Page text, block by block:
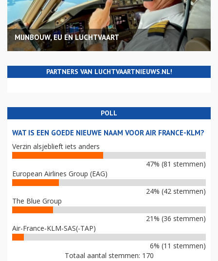
MIJNBOUW, EU EN LUCHTVAART
PARTNERS VAN LUCHTVAARTNIEUWS.NL!
POLL
WAT IS EEN GOEDE NIEUWE NAAM VOOR AIR FRANCE-KLM?
Verzin alsjeblieft iets anders
47% (81 stemmen)
European Airlines Group (EAG)
24% (42 stemmen)
The Blue Group
21% (36 stemmen)
Air-France-KLM-SAS(-TAP)
6% (11 stemmen)
Totaal aantal stemmen: 170